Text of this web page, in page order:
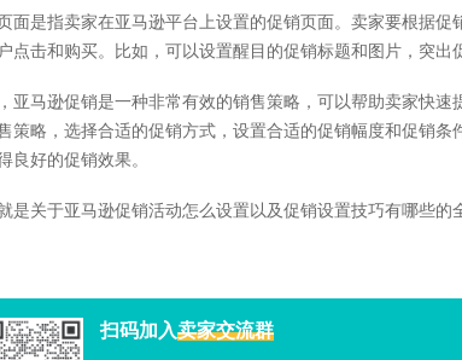
面是指卖家在亚马逊平台上设置的促销页面。卖家要根据促
点击和购买。比如，可以设置醒目的促销标题和图片，突出
亚马逊促销是一种非常有效的销售策略，可以帮助卖家快
策略，选择合适的促销方式，设置合适的促销幅度和促销
良好的促销效果。
是关于亚马逊促销活动怎么设置以及促销设置技巧有哪些的
扫码加入卖家交流群